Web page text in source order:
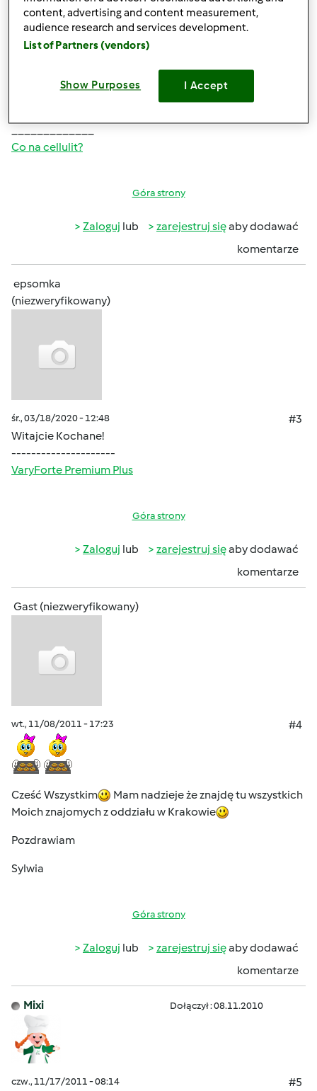
Co na cellulit?
Góra strony
Zaloguj lub zarejestruj sięaby dodawać
komentarze
epsomka
(niezweryfikowany)
śr., 03/18/2020 - 12:48
#3
Witajcie Kochane!
---------------------
VaryForte Premium Plus
Góra strony
Zaloguj lub zarejestruj sięaby dodawać
komentarze
Gast (niezweryfikowany)
wt., 11/08/2011 - 17:23 #4
Cześć Wszystkim
Mam nadzieje że znajdę tu wszystkich
Moich znajomych z oddziału w Krakowie
Pozdrawiam
Sylwia
Góra strony
Zaloguj lub zarejestruj sięaby dodawać
komentarze
Mixi Dołączył : 08.11.2010
czw., 11/17/2011 - 08:14 #5
content, advertising and content measurement,
audience research and services development.
List of Partners (vendors)
Show Purposes I Accept